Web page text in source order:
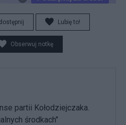
Lubię to!
Obserwuj notkę
partii Kołodziejczaka.
środkach"